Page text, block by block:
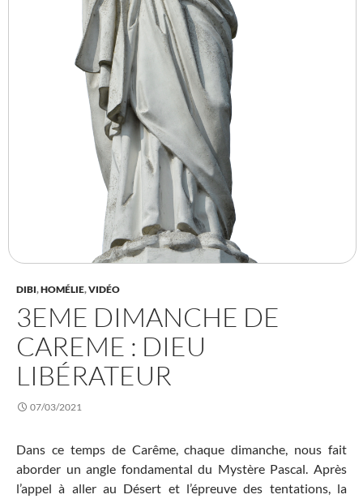
DIBI,HOMÉLIE,VIDÉO
3EME DIMANCHE DE
CAREME : DIEU
LIBÉRATEUR
07/03/2021
Dans ce temps de Carême, chaque dimanche, nous fait
aborder un angle fondamental du Mystère Pascal. Après
l’appel à aller au Désert et l’épreuve des tentations, la